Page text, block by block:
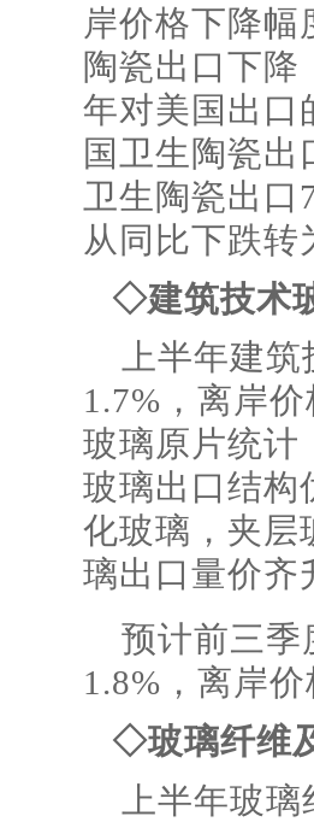
岸价格下降
陶瓷出口下
年对美国出口
国卫生陶瓷
卫生陶瓷出口
从同比下跌转
◇建筑技术
上半年建
1.7%，离岸
玻璃原片统计
玻璃出口结构
化玻璃，夹层
璃出口量价齐
预计前三季
1.8%，离岸
◇玻璃纤维
上半年玻